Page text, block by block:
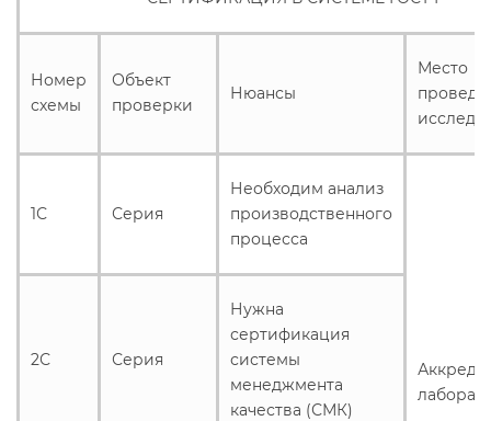
Номер
схемы
Объект
проверки
Нюансы
Место
1С Серия
Необходим анализ
производственного
процесса
2С Серия
Нужна
сертификация
системы
менеджмента
качества (СМК)